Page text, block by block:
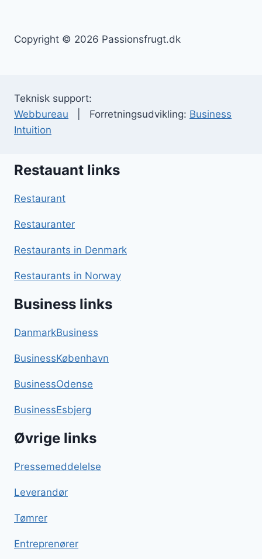
Copyright © 2026 Passionsfrugt.dk
Teknisk support:
Webbureau | Forretningsudvikling: Business
Intuition
Restauant links
Restaurant
Restauranter
Restaurants in Denmark
Restaurants in Norway
Business links
DanmarkBusiness
BusinessKøbenhavn
BusinessOdense
BusinessEsbjerg
Øvrige links
Pressemeddelelse
Leverandør
Tømrer
Entreprenører